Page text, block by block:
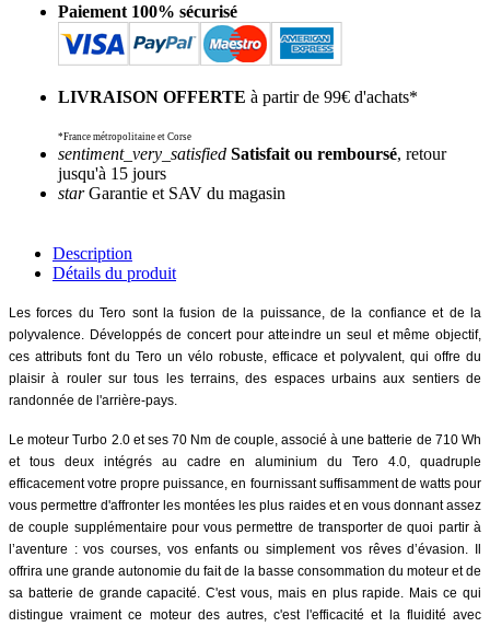
Paiement 100% sécurisé
LIVRAISON OFFERTE à partir de 99€ d'achats*
*France métropolitaine et Corse
sentiment_very_satisfied Satisfait ou remboursé, retour
jusqu'à 15 jours
starGarantie et SAV du magasin
Description
Détails du produit
Les forces du Tero sont la fusion de la puissance, de la confiance et de la
polyvalence. Développés de concert pour atteindre un seul et même objectif,
ces attributs font du Tero un vélo robuste, efficace et polyvalent, qui offre du
plaisir à rouler sur tous les terrains, des espaces urbains aux sentiers de
randonnée de l'arrière-pays.
Le moteur Turbo 2.0 et ses 70 Nm de couple, associé à une batterie de 710 Wh
et tous deux intégrés au cadre en aluminium du Tero 4.0, quadruple
efficacement votre propre puissance, en fournissant suffisamment de watts pour
vous permettre d'affronter les montées les plus raides et en vous donnant assez
de couple supplémentaire pour vous permettre de transporter de quoi partir à
l’aventure : vos courses, vos enfants ou simplement vos rêves d’évasion. Il
offrira une grande autonomie du fait de la basse consommation du moteur et de
sa batterie de grande capacité. C'est vous, mais en plus rapide. Mais ce qui
distingue vraiment ce moteur des autres, c'est l'efficacité et la fluidité avec